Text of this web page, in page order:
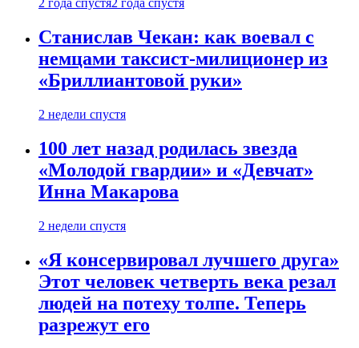
2 года спустя2 года спустя
Станислав Чекан: как воевал с
немцами таксист-милиционер из
«Бриллиантовой руки»
2 недели спустя
100 лет назад родилась звезда
«Молодой гвардии» и «Девчат»
Инна Макарова
2 недели спустя
«Я консервировал лучшего друга»
Этот человек четверть века резал
людей на потеху толпе. Теперь
разрежут его